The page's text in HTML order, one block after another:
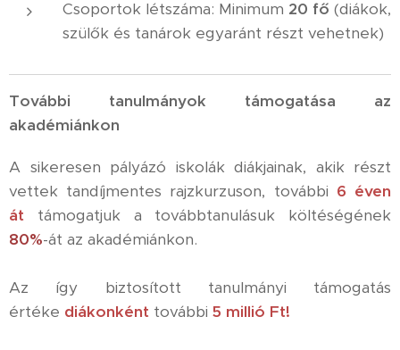
Csoportok létszáma: Minimum 20 fő (diákok,
szülők és tanárok egyaránt részt vehetnek)
További tanulmányok támogatása az
akadémiánkon
A sikeresen pályázó iskolák diákjainak, akik részt
vettek tandíjmentes rajzkurzuson, további 6 éven
át
támogatjuk a továbbtanulásuk költéségének
80%-át az akadémiánkon.
Az így biztosított tanulmányi támogatás
értéke diákonként további 5 millió Ft!